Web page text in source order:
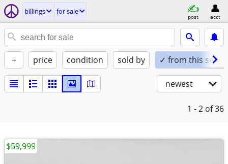
billings for sale
post acct
+ price condition sold by ✓ from this seller
newest
1 - 2 of 36
$59,999